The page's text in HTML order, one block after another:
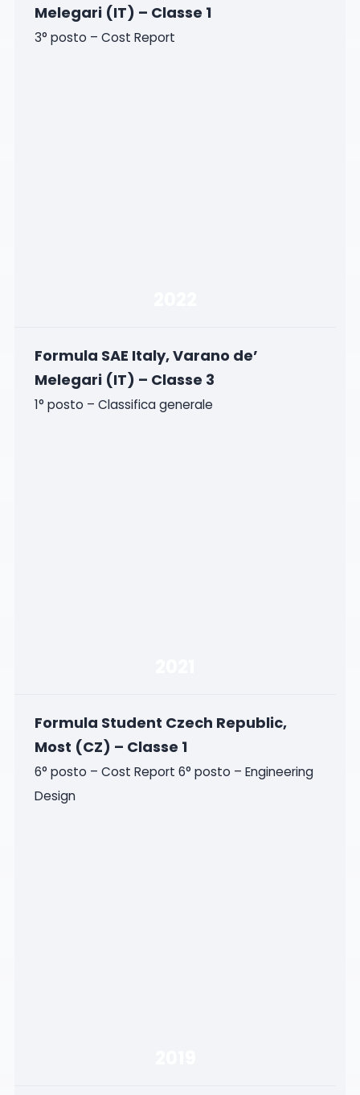
Melegari (IT) – Classe 1
3° posto – Cost Report
Formula SAE Italy, Varano de’
Melegari (IT) – Classe 3
1° posto – Classifica generale
Formula Student Czech Republic,
Most (CZ) – Classe 1
6° posto – Cost Report 6° posto – Engineering
Design